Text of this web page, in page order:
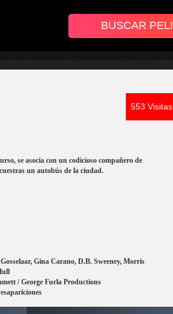
553 Visitas
se asocia con un codicioso compañero de
un autobús de la ciudad.
Gina Carano, D.B. Sweeney, Morris
/ George Furla Productions